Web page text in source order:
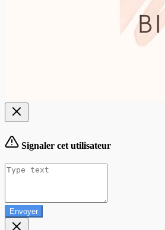
Signaler cet utilisateur
Envoyer